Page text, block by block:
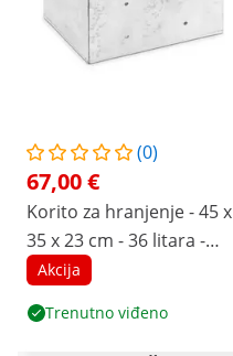
(0)
67,00 €
Korito za hranjenje - 45 x
35 x 23 cm - 36 litara -
pravokutno
Akcija
Trenutno viđeno